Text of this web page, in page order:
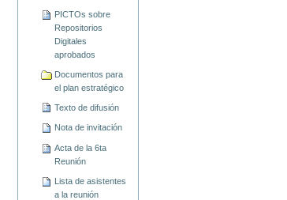
PICTOs sobre
Repositorios
Digitales
aprobados
Documentos para
el plan estratégico
Texto de difusión
Nota de invitación
Acta de la 6ta
Reunión
Lista de asistentes
a la reunión